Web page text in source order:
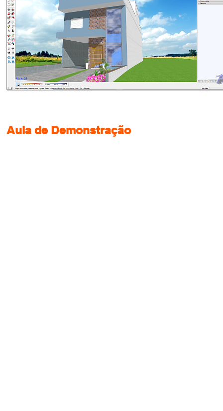
Aula de Demonstração